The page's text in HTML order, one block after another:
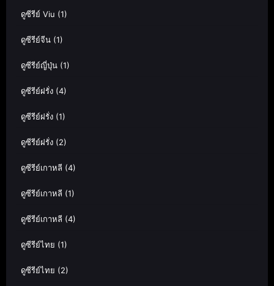
ดูซีรีย์ Viu (1)
ดูซีรีย์จีน (1)
ดูซีรีย์ญี่ปุ่น (1)
ดูซีรีย์ฝรั่ง (4)
ดูซีรีย์ฝรั่ง (1)
ดูซีรีย์ฝรั่ง (2)
ดูซีรีย์เกาหลี (4)
ดูซีรีย์เกาหลี (1)
ดูซีรีย์เกาหลี (4)
ดูซีรีย์ไทย (1)
ดูซีรีย์ไทย (2)